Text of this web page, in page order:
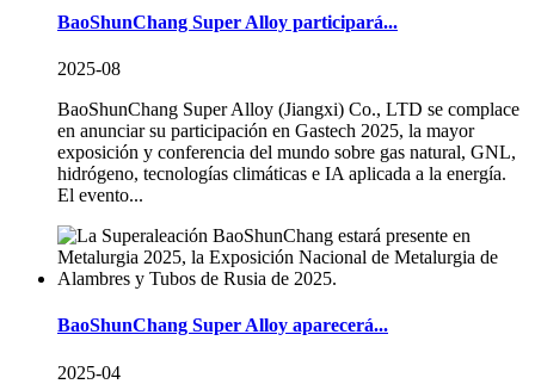
BaoShunChang Super Alloy participará...
2025-08
BaoShunChang Super Alloy (Jiangxi) Co., LTD se complace
en anunciar su participación en Gastech 2025, la mayor
exposición y conferencia del mundo sobre gas natural, GNL,
hidrógeno, tecnologías climáticas e IA aplicada a la energía.
El evento...
BaoShunChang Super Alloy aparecerá...
2025-04